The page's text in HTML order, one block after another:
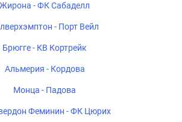
Жирона - ФК Сабаделл
- Порт Вейл
Брюгге - КВ Кортрейк
Альмерия - Кордова
Монца - Падова
Феминин - ФК Цюрих